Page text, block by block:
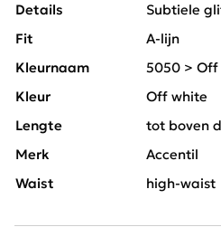
Details
Subtiele
Fit
A-lijn
Kleurnaam
5050 > Off
Kleur
Off white
Lengte
tot boven
Merk
Accentil
Waist
high-waist